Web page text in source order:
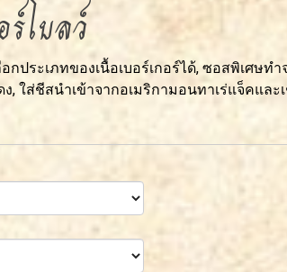
ร์โบลว์
ประเภทของเนื้อเบอร์เกอร์ได้, ซอสพิเศษทำ
ใส่ชีสนำเข้าจากอเมริกามอนทาเร่แจ็คและ